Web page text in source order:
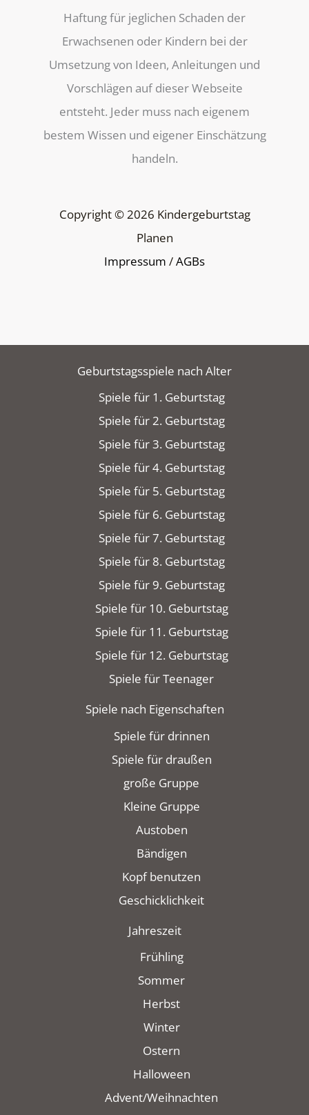
Haftung für jeglichen Schaden der
Erwachsenen oder Kindern bei der
Umsetzung von Ideen, Anleitungen und
Vorschlägen auf dieser Webseite
entsteht. Jeder muss nach eigenem
bestem Wissen und eigener Einschätzung
handeln.
Copyright © 2026 Kindergeburtstag
Planen
Impressum /AGBs
Geburtstagsspiele nach Alter
Spiele für 1. Geburtstag
Spiele für 2. Geburtstag
Spiele für 3. Geburtstag
Spiele für 4. Geburtstag
Spiele für 5. Geburtstag
Spiele für 6. Geburtstag
Spiele für 7. Geburtstag
Spiele für 8. Geburtstag
Spiele für 9. Geburtstag
Spiele für 10. Geburtstag
Spiele für 11. Geburtstag
Spiele für 12. Geburtstag
Spiele für Teenager
Spiele nach Eigenschaften
Spiele für drinnen
Spiele für draußen
große Gruppe
Kleine Gruppe
Austoben
Bändigen
Kopf benutzen
Geschicklichkeit
Jahreszeit
Frühling
Sommer
Herbst
Winter
Ostern
Halloween
Advent/Weihnachten